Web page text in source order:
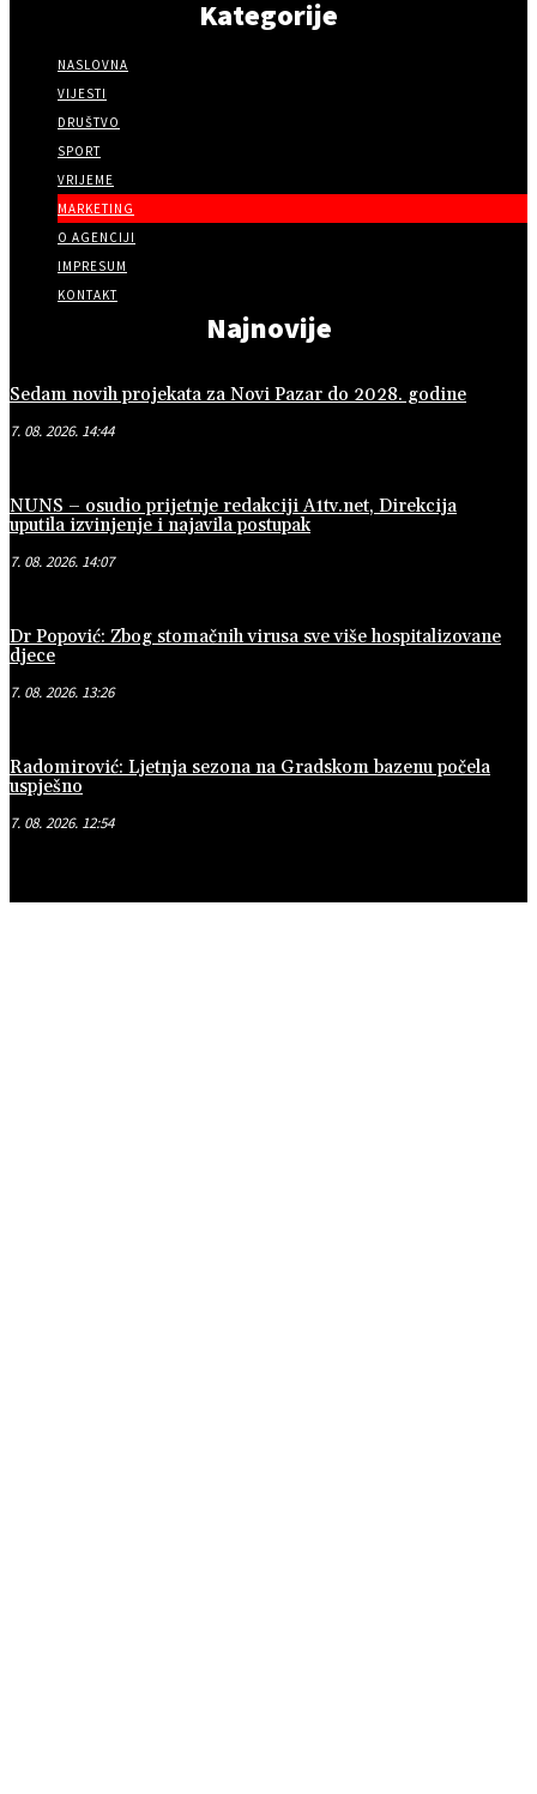
Kategorije
NASLOVNA
VIJESTI
DRUŠTVO
SPORT
VRIJEME
MARKETING
O AGENCIJI
IMPRESUM
KONTAKT
Najnovije
Sedam novih projekata za Novi Pazar do 2028. godine
7. 08. 2026. 14:44
NUNS – osudio prijetnje redakciji A1tv.net, Direkcija
uputila izvinjenje i najavila postupak
7. 08. 2026. 14:07
Dr Popović: Zbog stomačnih virusa sve više hospitalizovane
djece
7. 08. 2026. 13:26
Radomirović: Ljetnja sezona na Gradskom bazenu počela
uspješno
7. 08. 2026. 12:54